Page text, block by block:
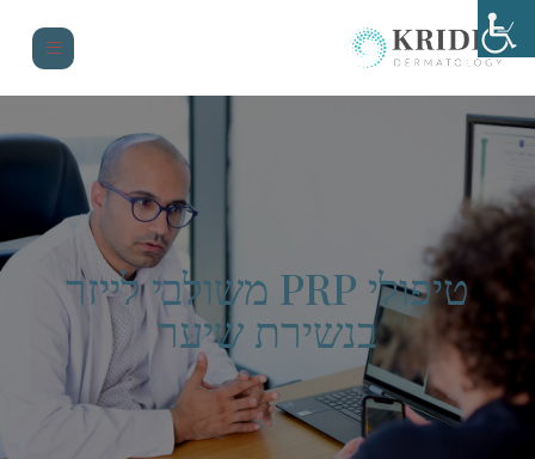
טיפולי PRP משולבי לייזר
בנשירת שיער